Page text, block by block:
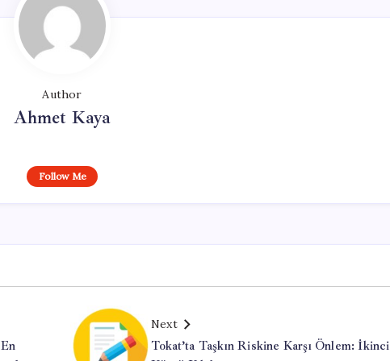
Author
Ahmet Kaya
Follow Me
Next
Tokat’ta Taşkın Riskine Karşı Önlem: İkinci